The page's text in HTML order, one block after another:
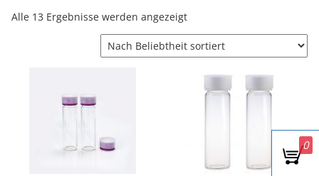
i
a
Alle 13 Ergebnisse werden angezeigtNach Beliebtheit sortiert
0